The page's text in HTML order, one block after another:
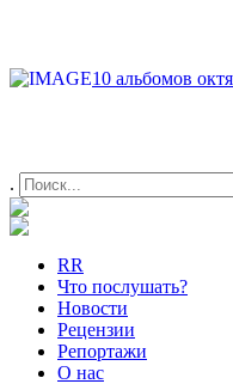
10 альбомов
.
RR
Что послушать?
Новости
Рецензии
Репортажи
О нас